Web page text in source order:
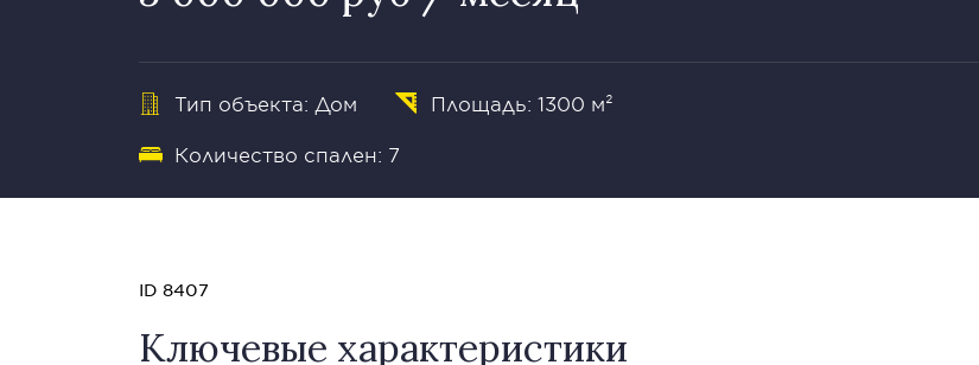
Тип объекта: Дом Площадь: 1300 м²
Количество спален: 7
ID 8407
Ключевые характеристики